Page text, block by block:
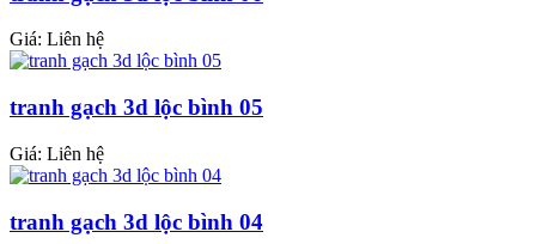
Giá: Liên hệ
tranh gạch 3d lộc bình 05
Giá: Liên hệ
tranh gạch 3d lộc bình 04